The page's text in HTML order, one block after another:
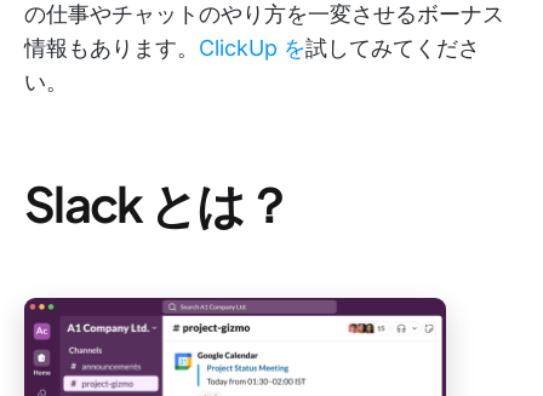
の仕事やチャットのやり方を一変させるボーナス
情報もあります。 ClickUp を試してみてくださ
い。
Slack とは？